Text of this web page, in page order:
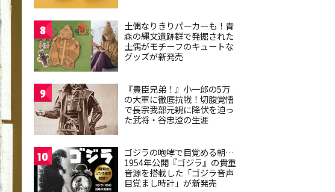
8
土偶なりきりパーカーも！青
森の縄文遺跡群で発掘された
土偶がモチーフのキュートな
グッズが新発売
9
『豊臣兄弟！』小一郎の5万
の大軍に徹底抗戦！切腹覚悟
で長宗我部元親に降伏を迫っ
た武将・谷忠澄の生涯
10
ゴジラの咆哮で目覚める朝…
1954年公開『ゴジラ』の貴重
音源を搭載した「ゴジラ音声
目覚まし時計」が新発売